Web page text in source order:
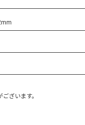
ざいます。